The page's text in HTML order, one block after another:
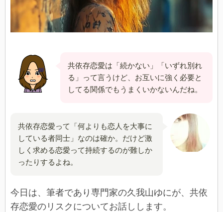
共依存恋愛は「続かない」「いずれ別れ
る」って言うけど、お互いに強く必要と
してる関係でもうまくいかないんだね。
共依存恋愛って「何よりも恋人を大事に
している者同士」なのは確か。だけど激
しく求める恋愛って持続するのが難しか
ったりするよね。
今日は、筆者であり専門家の久我山ゆにが、共依
存恋愛のリスクについてお話しします。